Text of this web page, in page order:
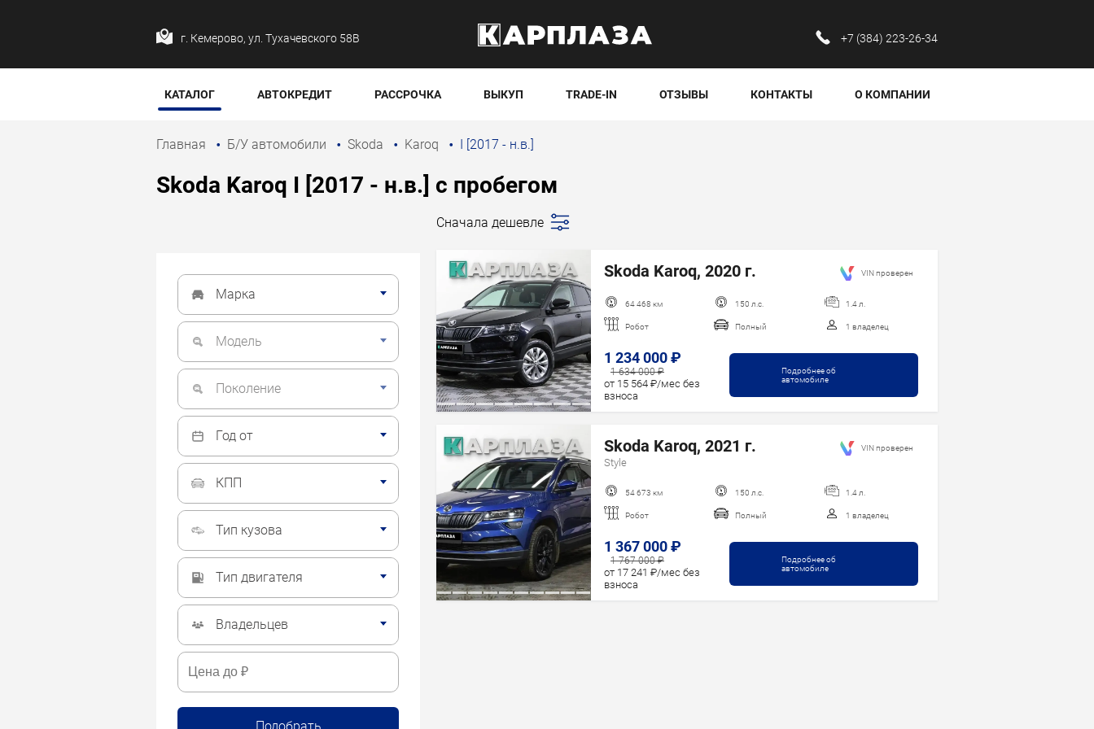
г. Кемерово, ул. Тухачевского 58В ‪+7 (384) 223-26-34‬
КАТАЛОГ АВТОКРЕДИТ РАССРОЧКА ВЫКУП TRADE-IN ОТЗЫВЫ КОНТАКТЫ О КОМПАНИИ
Главная Б/У автомобили Skoda Karoq I [2017 - н.в.]
Skoda Karoq I [2017 - н.в.] с пробегом
Сначала дешевле
Сначала дешевле
Сначала дороже
Пробег
Год новее
Год старше
Skoda Karoq, 2020 г.
64 468 км 150 л.с. 1.4 л.
Робот Полный 1 владелец
1 234 000 ₽
1 634 000 ₽
от 15 564 ₽/мес без
взноса
Подробнее об
автомобиле
VIN проверен
Skoda Karoq, 2021 г.
Style
54 673 км 150 л.с. 1.4 л.
Робот Полный 1 владелец
1 367 000 ₽
1 767 000 ₽
от 17 241 ₽/мес без
взноса
Подробнее об
автомобиле
VIN проверен
Марка
Модель
Поколение
Год от
КПП
Тип кузова
Тип двигателя
Владельцев